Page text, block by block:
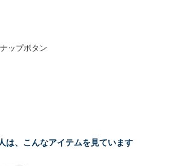
ップボタン
は、こんなアイテムを見ています